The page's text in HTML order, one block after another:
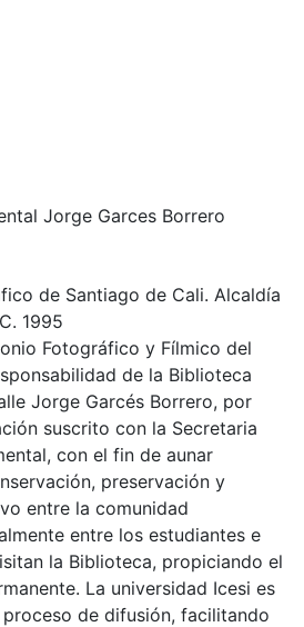
Jorge Garces Borrero
de Santiago de Cali. Alcaldía
1995
Fotográfico y Fílmico del
de la Biblioteca
Jorge Garcés Borrero, por
suscrito con la Secretaria
con el fin de aunar
preservación y
entre la comunidad
entre los estudiantes e
la Biblioteca, propiciando el
La universidad Icesi es
de difusión, facilitando